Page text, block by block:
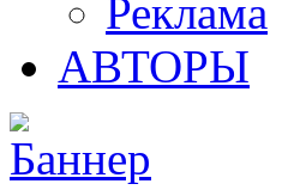
Реклама
АВТОРЫ